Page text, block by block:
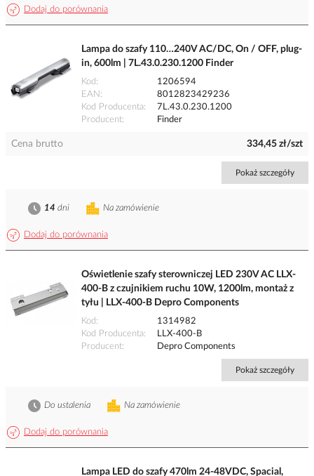
Dodaj do porównania
Lampa do szafy 110…240V AC/DC, On / OFF, plug-
in, 600lm | 7L.43.0.230.1200 Finder
Kod
1206594
EAN
8012823429236
Kod Producenta
7L.43.0.230.1200
Producent
Finder
Cena brutto 334,45 zł/szt
Pokaż szczegóły
Dodaj do porównania
Na zamówienie
14 dni
Oświetlenie szafy sterowniczej LED 230V AC LLX-
400-B z czujnikiem ruchu 10W, 1200lm, montaż z
tyłu | LLX-400-B Depro Components
Kod
1314982
Kod Producenta
LLX-400-B
Producent
Depro Components
Pokaż szczegóły
Dodaj do porównania
Na zamówienie
Do ustalenia
Lampa LED do szafy 470lm 24-48VDC, Spacial,